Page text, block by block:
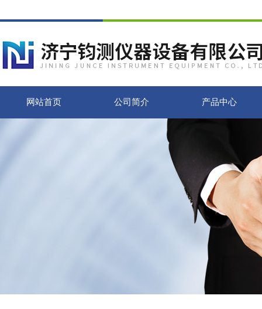
网站首页 公司简介 产品中心